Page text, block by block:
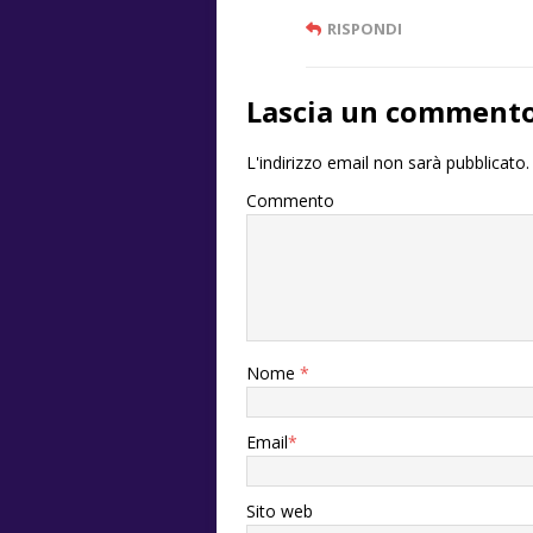
RISPONDI
Lascia un
L'indirizzo email non sarà pubblicato.
Commento
Nome *
Email*
Sito web